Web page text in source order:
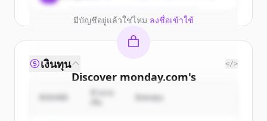
มีบัญชีอยู่แล้วใช่ไหม ลงชื่อเข้าใช้
Discover monday.com's
competitors
เงินทุน </>
นักลงทุน